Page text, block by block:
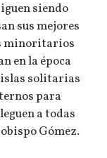
siendo
sus mejores
minoritarios
en la época
solitarias
para
a todas
Gómez.